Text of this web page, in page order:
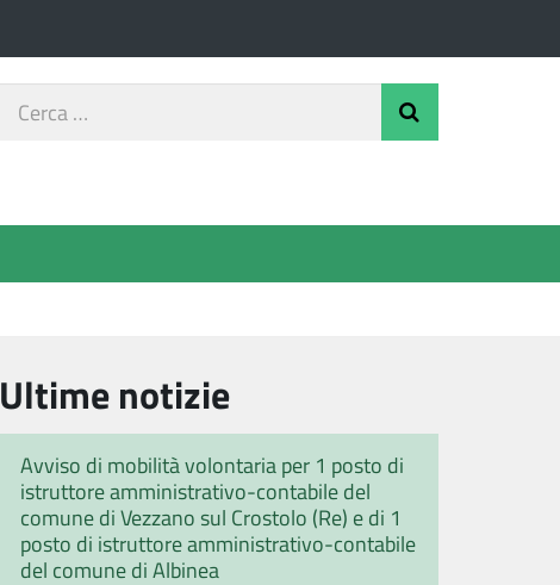
Cerca
Ultime notizie
Avviso di mobilità volontaria per 1 posto di
istruttore amministrativo-contabile del
comune di Vezzano sul Crostolo (Re) e di 1
posto di istruttore amministrativo-contabile
del comune di Albinea